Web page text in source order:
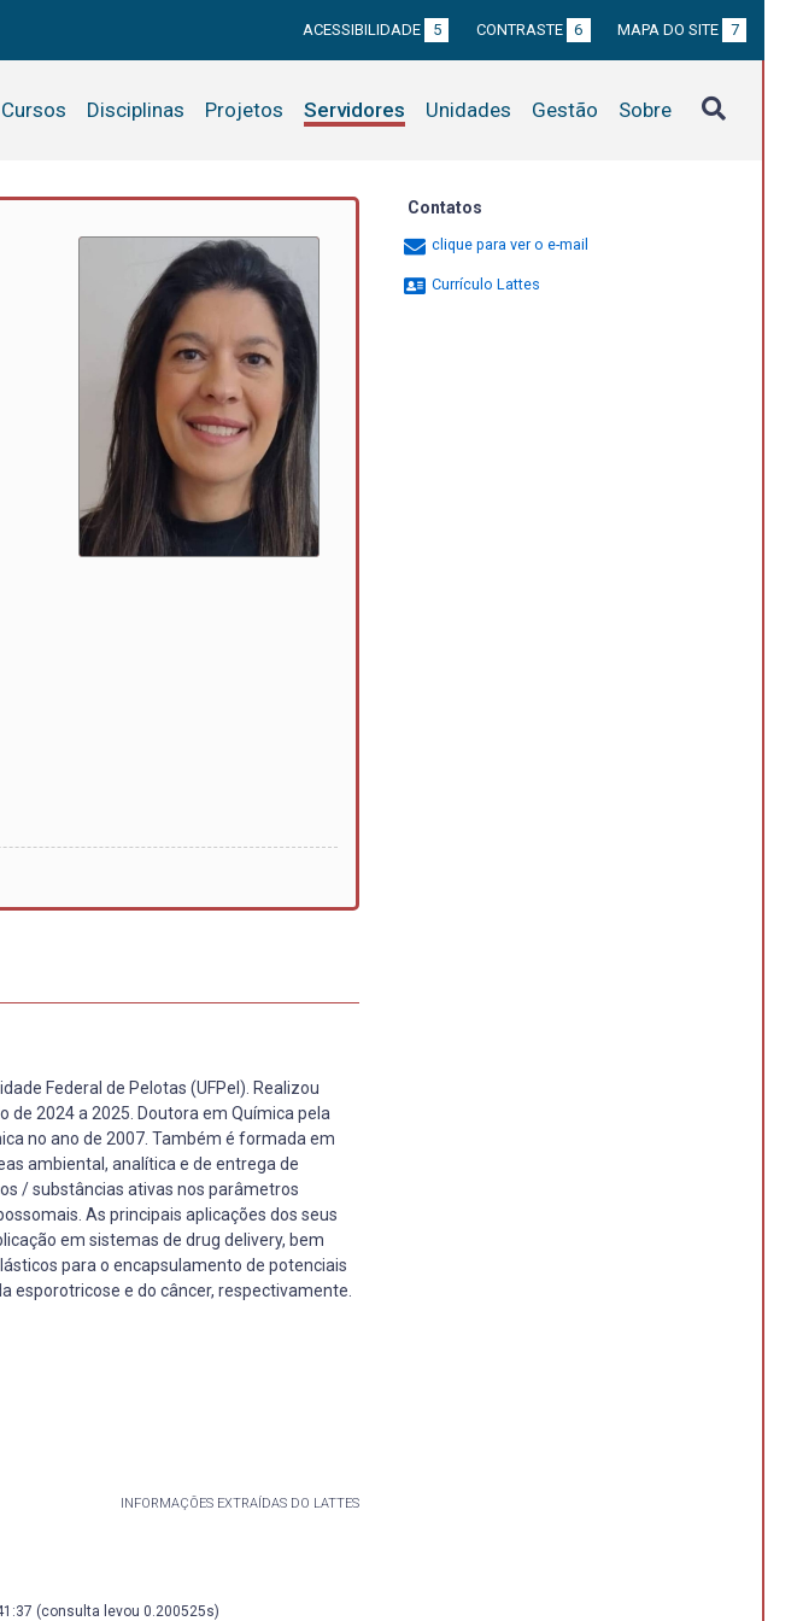
ACESSIBILIDADE 5 CONTRASTE 6 MAPA DO SITE 7
Cursos Disciplinas Projetos Servidores Unidades Gestão Sobre
Federal de Pelotas (UFPel). Realizou
de 2024 a 2025. Doutora em Química pela
no ano de 2007. Também é formada em
ambiental, analítica e de entrega de
/ substâncias ativas nos parâmetros
As principais aplicações dos seus
em sistemas de drug delivery, bem
para o encapsulamento de potenciais
e do câncer, respectivamente.
INFORMAÇÕES EXTRAÍDAS DO LATTES
Contatos
clique para ver o e-mail
Currículo Lattes
(consulta levou 0.200525s)